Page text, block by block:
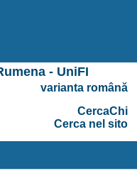
- UniFI
varianta română
CercaChi
Cerca nel sito